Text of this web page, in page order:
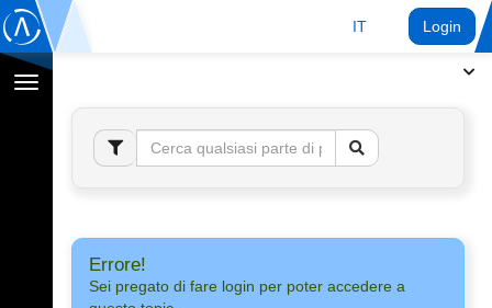
IT Login
Toggle
navigation
Errore!
Sei pregato di fare login per poter accedere a